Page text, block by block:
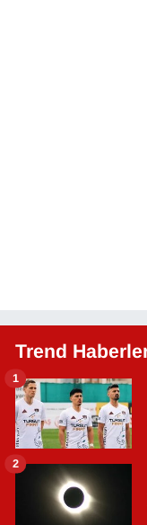
Trend
1
2